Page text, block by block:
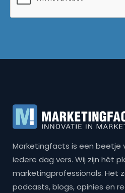
Marketingfacts is een beetje
iedere dag vers. Wij zijn hét
marketingprofessionals. Het
podcasts, blogs, opinies en